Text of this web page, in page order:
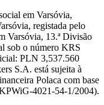
em Varsóvia,
registada pelo
Varsóvia, 13.ª Divisão
sob o número KRS
PLN 3,537.560
S.A. está sujeita à
Polaca com base
4021-54-1/2004).